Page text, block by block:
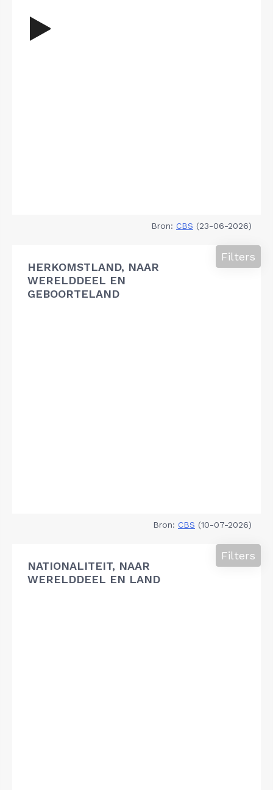
Bron: CBS (23-06-2026)
HERKOMSTLAND, NAAR
WERELDDEEL EN
GEBOORTELAND
Filters
Bron: CBS (10-07-2026)
NATIONALITEIT, NAAR
WERELDDEEL EN LAND
Filters